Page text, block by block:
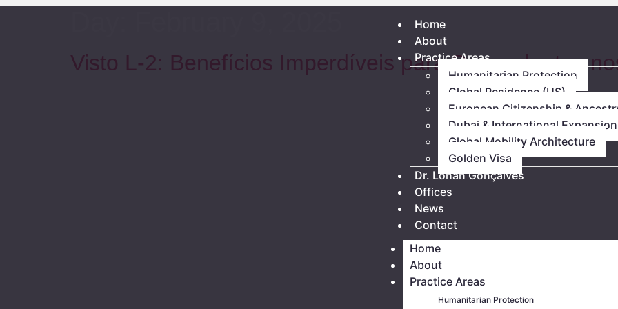
Home
About
Practice Areas
Humanitarian Protection
Global Residence (US)
European Citizenship &
Dubai & International Expansion
Global Mobility Architecture
Golden Visa
Dr. Lohan Gonçalves
Offices
News
Contact
Home
About
Practice Areas
Humanitarian Protection
Visto L-2: Benefícios Imperdíveis para Dependentes